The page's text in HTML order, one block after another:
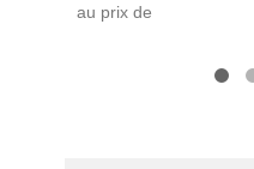
au prix de